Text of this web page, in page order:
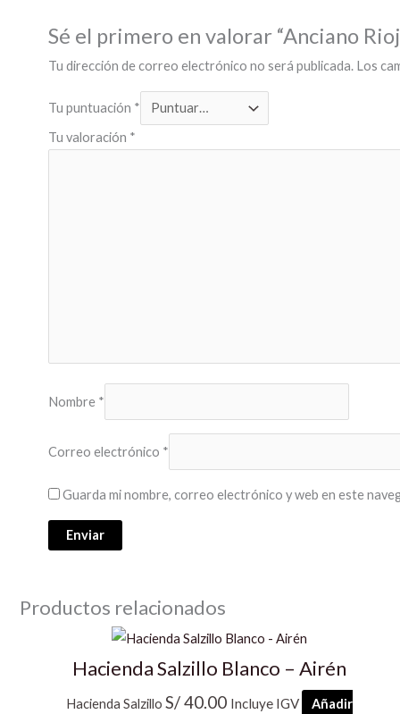
Sé el primero en valorar “Anciano
Tu dirección de correo electrónico no será publicada. Los
Tu puntuación *
Tu valoración *
Nombre *
Correo electrónico *
Guarda mi nombre, correo electrónico y web en este
Productos relacionados
Hacienda Salzillo Blanco – Airén
Hacienda SalzilloS/40.00 Incluye IGV
Añadir